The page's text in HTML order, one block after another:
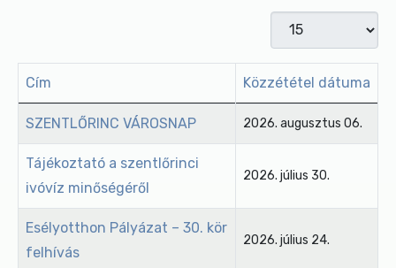
Tételek #
Cikkek
Cím Közzététel dátuma
SZENTLŐRINC VÁROSNAP 2026. augusztus 06.
Tájékoztató a szentlőrinci
ivóvíz minőségéről
2026. július 30.
Esélyotthon Pályázat – 30. kör
felhívás
2026. július 24.